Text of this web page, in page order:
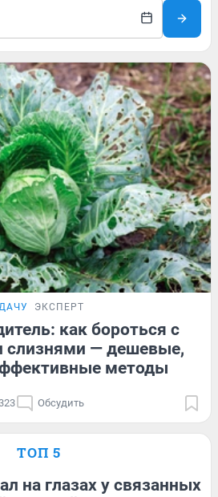
ЭКСПЕРТ
как бороться с
— дешевые,
методы
Обсудить
ТОП 5
на глазах у связанных